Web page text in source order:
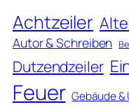
Achtzeiler
Autor & Schreiben
Dutzendzeiler
Feuer Gebäude &